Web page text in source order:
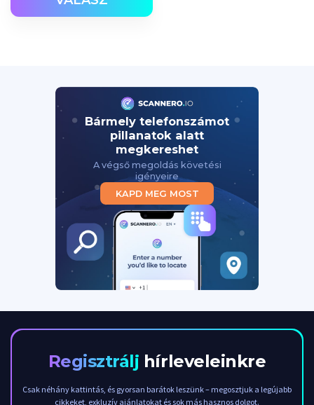
Bármely telefonszámot
pillanatok alatt
megkereshet
A végső megoldás követési
igényeire
KAPD MEG MOST
Regisztrálj hírleveleinkre
Csak néhány kattintás, és gyorsan barátok leszünk – megosztjuk a legújabb
cikkeket, exkluzív ajánlatokat és sok más hasznos dolgot.